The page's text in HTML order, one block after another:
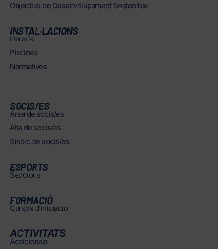
Objectius de Desenvolupament Sostenible
INSTAL·LACIONS
Horaris
Piscines
Normatives
SOCIS/ES
Àrea de socis/es
Alta de socis/es
Síndic de socis/es
ESPORTS
Seccions
FORMACIÓ
Cursos d’iniciació
ACTIVITATS
Addicionals